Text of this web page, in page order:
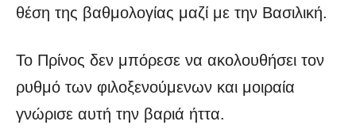
θέση της βαθμολογίας μαζί με την Βασιλική.
Το Πρίνος δεν μπόρεσε να ακολουθήσει τον
ρυθμό των φιλοξενούμενων και μοιραία
γνώρισε αυτή την βαριά ήττα.